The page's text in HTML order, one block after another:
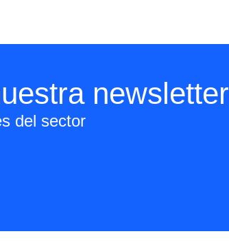
newsletter
del sector